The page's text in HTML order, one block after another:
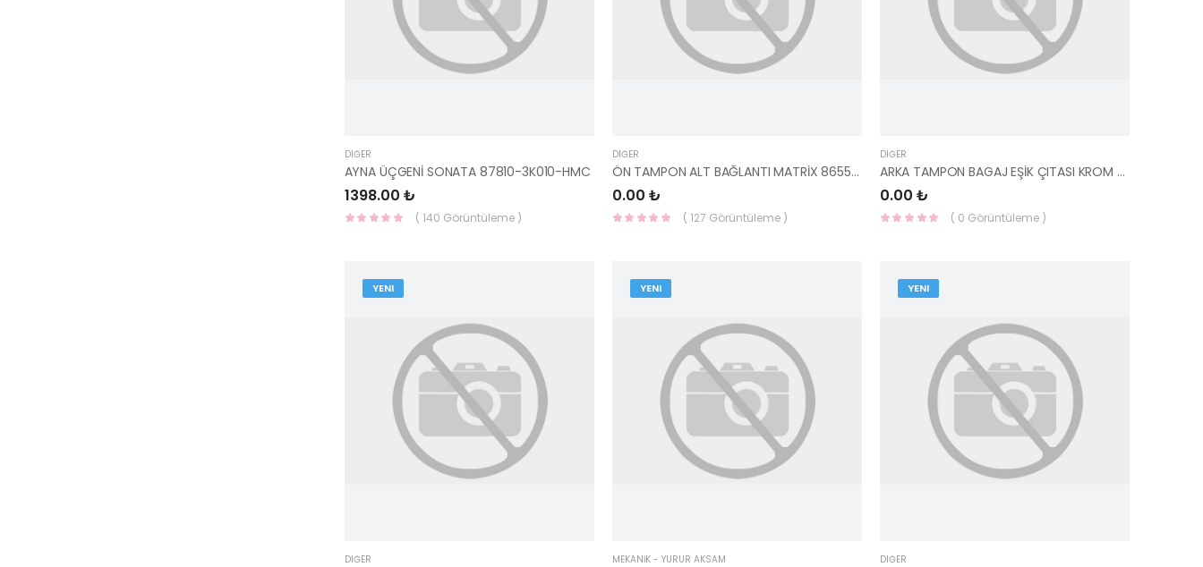
DIĞER
AYNA ÜÇGENİ SONATA 87810-3K010-HMC
1398.00 ₺
( 140 Görüntüleme )
DIĞER
ÖN TAMPON ALT BAĞLANTI MATRİX 86557-10000-HMC
0.00 ₺
( 127 Görüntüleme )
DIĞER
ARKA TAMPON BAGAJ EŞİK ÇITASI KROM VLT0004 -HMC
0.00 ₺
( 0 Görüntüleme )
YENI
DIĞER
YENI
MEKANİK - YÜRÜR AKSAM
YENI
DIĞER